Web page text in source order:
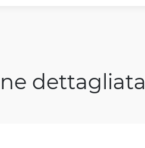
dettagliata